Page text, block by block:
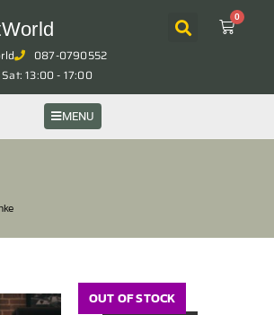
0
087-0790552
13:00 - 17:00
MENU
OUT OF STOCK